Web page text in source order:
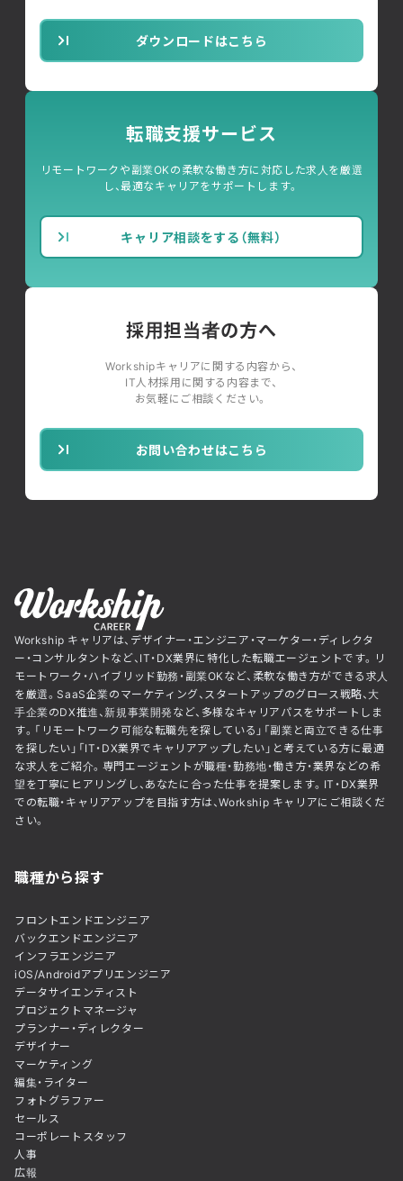
ダウンロードはこちら
転職支援サービス
リモートワークや副業OKの柔軟な働き方に対応した求人を厳選
し、最適なキャリアをサポートします。
キャリア相談をする（無料）
採用担当者の方へ
Workshipキャリアに関する内容から、
IT人材採用に関する内容まで、
お気軽にご相談ください。
お問い合わせはこちら
Workship キャリアは、デザイナー・エンジニア・マーケター・ディレクタ
ー・コンサルタントなど、IT・DX業界に特化した転職エージェントです。リ
モートワーク・ハイブリッド勤務・副業OKなど、柔軟な働き方ができる求人
を厳選。SaaS企業のマーケティング、スタートアップのグロース戦略、大
手企業のDX推進、新規事業開発など、多様なキャリアパスをサポートしま
す。「リモートワーク可能な転職先を探している」「副業と両立できる仕事
を探したい」「IT・DX業界でキャリアアップしたい」と考えている方に最適
な求人をご紹介。専門エージェントが職種・勤務地・働き方・業界などの希
望を丁寧にヒアリングし、あなたに合った仕事を提案します。IT・DX業界
での転職・キャリアアップを目指す方は、Workship キャリアにご相談くだ
さい。
職種から探す
フロントエンドエンジニア
バックエンドエンジニア
インフラエンジニア
iOS/Androidアプリエンジニア
データサイエンティスト
プロジェクトマネージャ
プランナー・ディレクター
デザイナー
マーケティング
編集・ライター
フォトグラファー
セールス
コーポレートスタッフ
人事
広報